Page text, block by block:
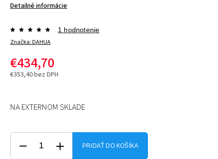
Detailné informácie
Značka:DAHUA
1 hodnotenie
€434,70
€353,40 bez DPH
NA EXTERNOM SKLADE
PRIDAŤ DO KOŠÍKA